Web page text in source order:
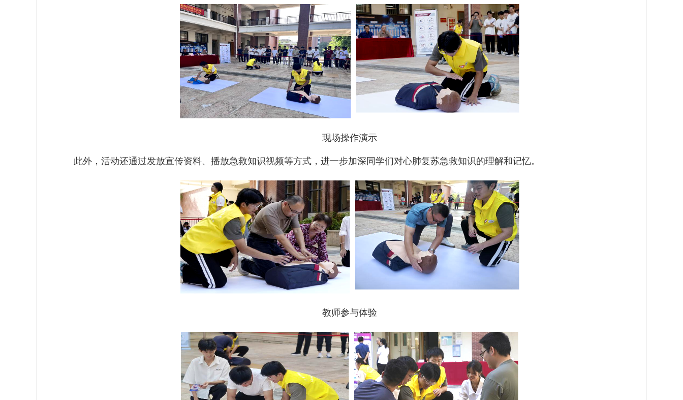
现场操作演示
此外，活动还通过发放宣传资料、播放急救知识视频等方式，进一步加深同学们对心肺复苏急救知识的理解和记忆。
教师参与体验